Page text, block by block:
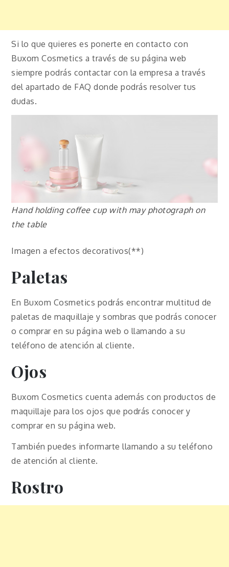
Si lo que quieres es ponerte en contacto con
Buxom Cosmetics a través de su página web
siempre podrás contactar con la empresa a través
del apartado de FAQ donde podrás resolver tus
dudas.
Hand holding coffee cup with may photograph on
the table
Imagen a efectos decorativos(**)
Paletas
En Buxom Cosmetics podrás encontrar multitud de
paletas de maquillaje y sombras que podrás conocer
o comprar en su página web o llamando a su
teléfono de atención al cliente.
Ojos
Buxom Cosmetics cuenta además con productos de
maquillaje para los ojos que podrás conocer y
comprar en su página web.
También puedes informarte llamando a su teléfono
de atención al cliente.
Rostro